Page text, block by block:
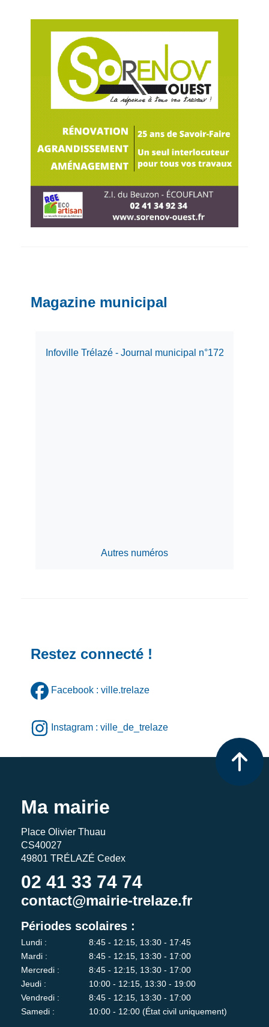
Magazine municipal
Infoville Trélazé - Journal municipal n°172
Autres numéros
Restez connecté !
Facebook : ville.trelaze
Instagram : ville_de_trelaze
Ma mairie
Place Olivier Thuau
CS40027
49801 TRÉLAZÉ Cedex
02 41 33 74 74
contact@mairie-trelaze.fr
Périodes scolaires :
Lundi :
8:45 - 12:15, 13:30 - 17:45
Mardi :
8:45 - 12:15, 13:30 - 17:00
Mercredi :
8:45 - 12:15, 13:30 - 17:00
Jeudi :
10:00 - 12:15, 13:30 - 19:00
Vendredi :
8:45 - 12:15, 13:30 - 17:00
Samedi :
10:00 - 12:00 (État civil uniquement)